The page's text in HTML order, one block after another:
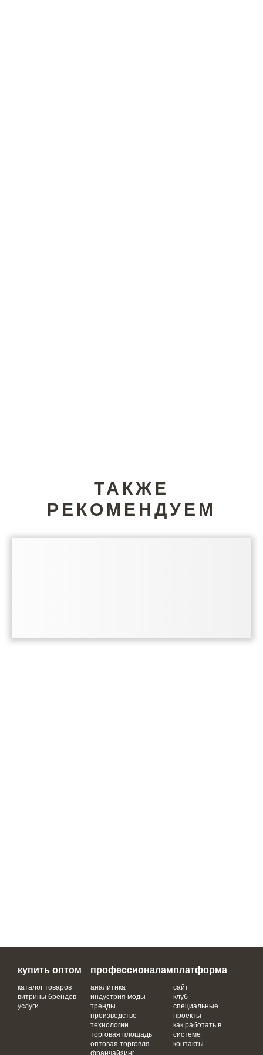
ТАКЖЕ
РЕКОМЕНДУЕМ
купить оптом
каталог товаров
витрины брендов
услуги
профессионалам
аналитика
индустрия моды
тренды
производство
технологии
торговая площадь
оптовая торговля
франчайзинг
платформа
сайт
клуб
специальные
проекты
как работать в
системе
контакты